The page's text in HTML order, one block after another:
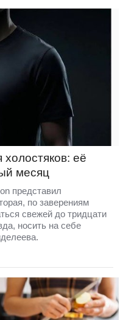
её
месяц
представил
по заверениям
свежей до тридцати
носить на себе